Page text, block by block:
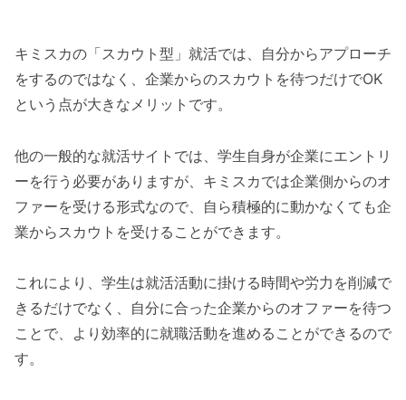
キミスカの「スカウト型」就活では、自分からアプローチ
をするのではなく、企業からのスカウトを待つだけでOK
という点が大きなメリットです。
他の一般的な就活サイトでは、学生自身が企業にエントリ
ーを行う必要がありますが、キミスカでは企業側からのオ
ファーを受ける形式なので、自ら積極的に動かなくても企
業からスカウトを受けることができます。
これにより、学生は就活活動に掛ける時間や労力を削減で
きるだけでなく、自分に合った企業からのオファーを待つ
ことで、より効率的に就職活動を進めることができるので
す。